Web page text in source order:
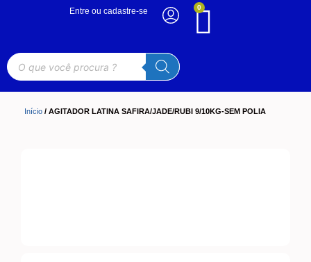
0
Entre ou cadastre-se
Início / AGITADOR LATINA SAFIRA/JADE/RUBI 9/10KG-SEM POLIA